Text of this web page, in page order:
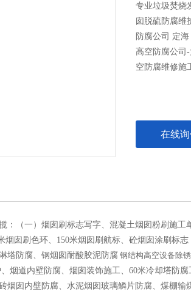
专业垃圾焚烧
囱脱硫防腐维
防腐公司 定
高空防腐公司
空防腐维修施
在线
：（一）烟囱刷标志写字、混凝土烟囱粉刷施
烟囱刷色环、150米烟囱刷航标、砼烟囱涂刷标
塔防腐、钢烟囱耐酸胶泥防腐 钢结构高空设备除
烟道内壁防腐、烟囱装饰施工、60米冷却塔防
烟囱内壁防腐、水泥烟囱玻璃鳞片防腐、煤棚